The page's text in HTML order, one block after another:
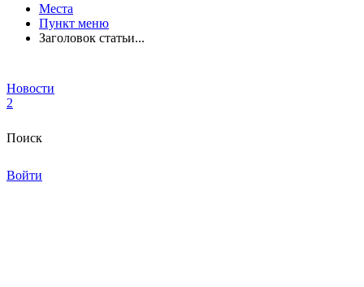
Места
Пункт меню
Заголовок статьи...
Новости
2
Поиск
Войти